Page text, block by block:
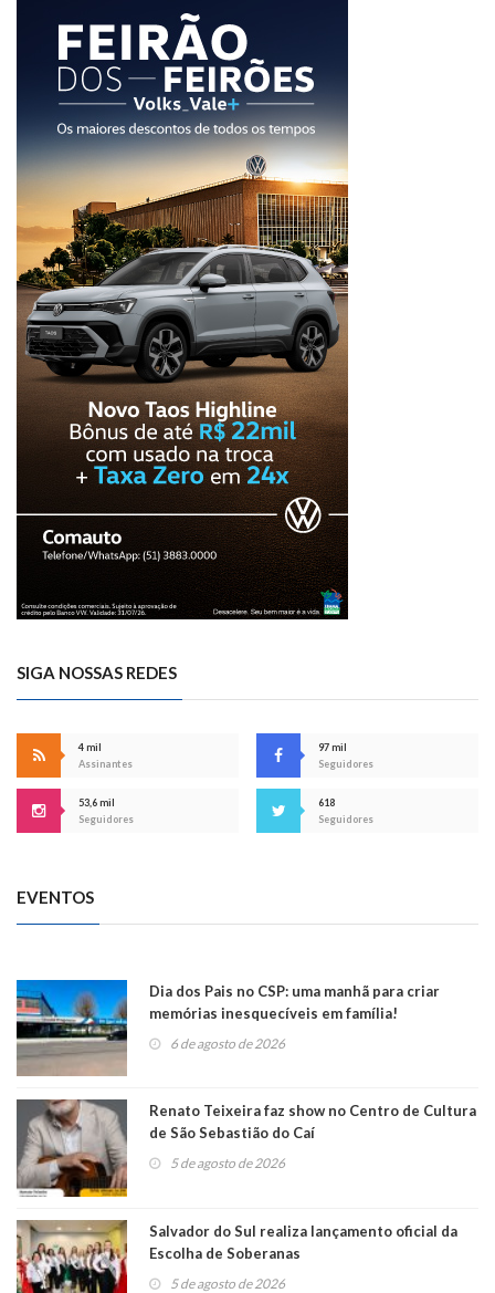
SIGA NOSSAS REDES
4 mil
Assinantes
97 mil
Seguidores
53,6 mil
Seguidores
618
Seguidores
EVENTOS
Dia dos Pais no CSP: uma manhã para criar
memórias inesquecíveis em família!
6 de agosto de 2026
Renato Teixeira faz show no Centro de Cultura
de São Sebastião do Caí
5 de agosto de 2026
Salvador do Sul realiza lançamento oficial da
Escolha de Soberanas
5 de agosto de 2026